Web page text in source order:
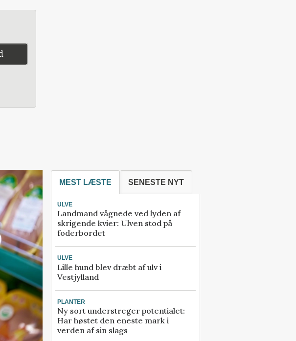
MEST LÆSTE SENESTE NYT
ULVE
Landmand vågnede ved lyden af
skrigende kvier: Ulven stod på
foderbordet
ULVE
Lille hund blev dræbt af ulv i
Vestjylland
PLANTER
Ny sort understreger potentialet:
Har høstet den eneste mark i
verden af sin slags